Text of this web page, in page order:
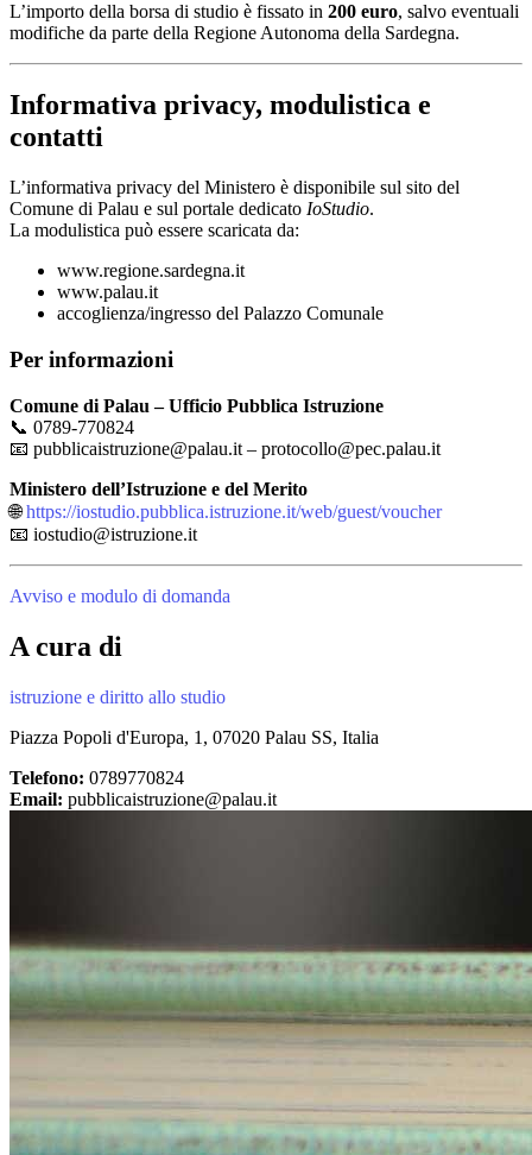
L’importo della borsa di studio è fissato in 200 euro, salvo eventuali
modifiche da parte della Regione Autonoma della Sardegna.
Informativa privacy, modulistica e
contatti
L’informativa privacy del Ministero è disponibile sul sito del
Comune di Palau e sul portale dedicato IoStudio.
La modulistica può essere scaricata da:
www.regione.sardegna.it
www.palau.it
accoglienza/ingresso del Palazzo Comunale
Per informazioni
Comune di Palau – Ufficio Pubblica Istruzione
📞 0789-770824
📧 pubblicaistruzione@palau.it – protocollo@pec.palau.it
Ministero dell’Istruzione e del Merito
🌐https://iostudio.pubblica.istruzione.it/web/guest/voucher
📧 iostudio@istruzione.it
Avviso e modulo di domanda
A cura di
istruzione e diritto allo studio
Piazza Popoli d'Europa, 1, 07020 Palau SS, Italia
Telefono: 0789770824
Email: pubblicaistruzione@palau.it